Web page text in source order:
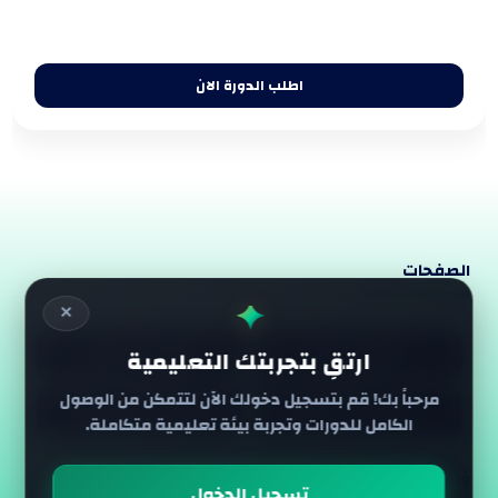
اطلب الدورة الان
الصفحات
انضم كمدرب
الإبلاغ عن خطأ
سياسة الإسترجاع
التسويق بالعمولة
وسائل الدفع
✕ ✦
ارتقِ بتجربتك التعليمية
مرحباً بك! قم بتسجيل دخولك الآن لتتمكن من الوصول
الكامل للدورات وتجربة بيئة تعليمية متكاملة.